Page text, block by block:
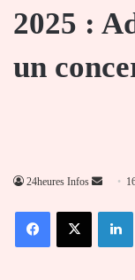
2025 :
un
24heures Infos
courriel
FacebookX